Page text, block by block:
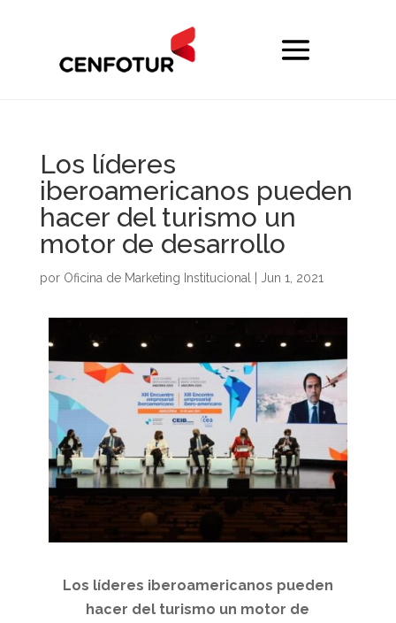
Los líderes
iberoamericanos pueden
hacer del turismo un
motor de desarrollo
por Oficina de Marketing Institucional Jun 1, 2021
Los líderes iberoamericanos pueden
hacer del turismo un motor de